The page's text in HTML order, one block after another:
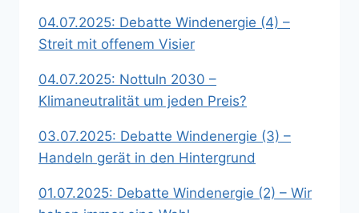
04.07.2025: Debatte Windenergie (4) –
Streit mit offenem Visier
04.07.2025: Nottuln 2030 –
Klimaneutralität um jeden Preis?
03.07.2025: Debatte Windenergie (3) –
Handeln gerät in den Hintergrund
01.07.2025: Debatte Windenergie (2) – Wir